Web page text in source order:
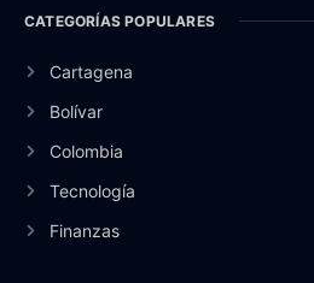
CATEGORÍAS POPULARES
Cartagena
Bolívar
Colombia
Tecnología
Finanzas